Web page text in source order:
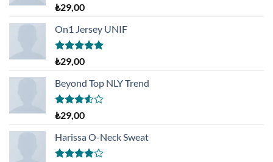
5
üzerinden
3.50oy
aldı
₺29,00
On1 Jersey UNIF
5 üzerinden
5.00oy
aldı
₺29,00
Beyond Top NLY Trend
5
üzerinden
3.50oy
aldı
₺29,00
Harissa O-Neck Sweat